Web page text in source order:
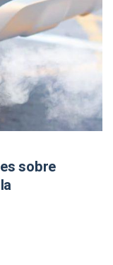
sobre